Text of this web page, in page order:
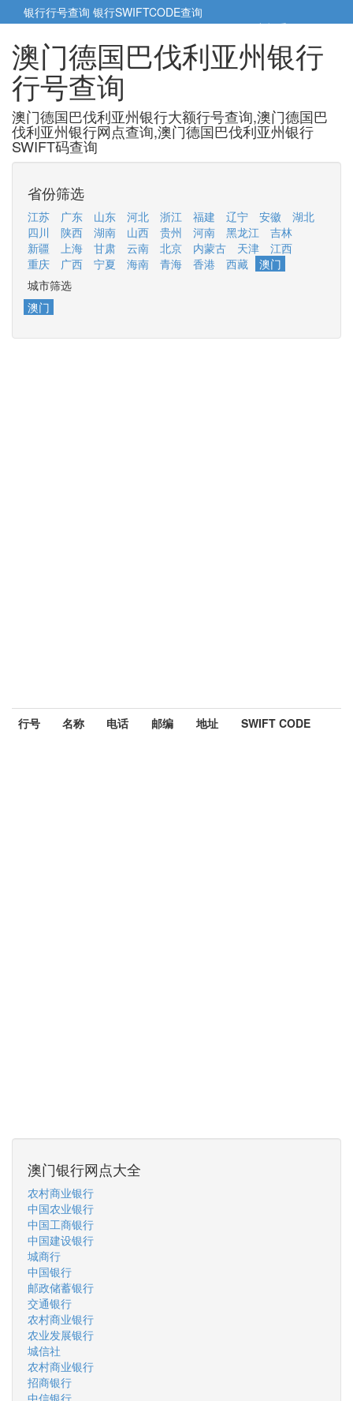
银行行号查询 银行SWIFTCODE查询
5cm小帮手5cm.cn
澳门德国巴伐利亚州银行
行号查询
澳门德国巴伐利亚州银行大额行号查询,澳门德国巴
伐利亚州银行网点查询,澳门德国巴伐利亚州银行
SWIFT码查询
省份筛选
江苏 广东 山东 河北 浙江 福建 辽宁 安徽
湖北
四川
陕西 湖南 山西 贵州 河南 黑龙江
吉林
新疆
上海 甘肃 云南 北京 内蒙古 天津
江西
重庆
广西 宁夏 海南 青海 香港 西藏
澳门
城市筛选
澳门
行号 名称 电话 邮编 地址 SWIFT CODE
澳门银行网点大全
农村商业银行
中国农业银行
中国工商银行
中国建设银行
城商行
中国银行
邮政储蓄银行
交通银行
农村商业银行
农业发展银行
城信社
农村商业银行
招商银行
中信银行